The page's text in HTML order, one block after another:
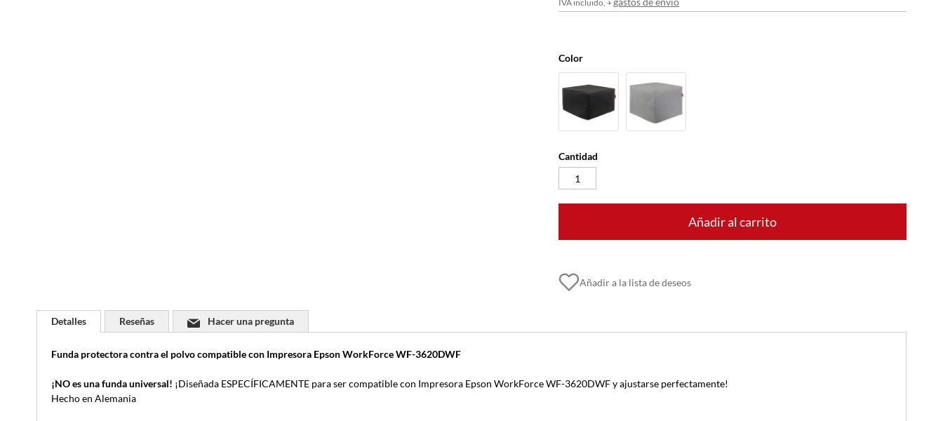
IVA incluido, +
Color
Cantidad
Añadir al carrito
Añadir a la lista de deseos
Detalles
Funda protectora contra el polvo compatible con Impresora Epson WorkForce WF-3620DWF
¡NO es una funda universal! ¡Diseñada ESPECÍFICAMENTE para ser compatible con Impresora Epson WorkForce WF-3620DWF y ajustarse perfectamente!
Hecho en Alemania
Reseñas Hacer una pregunta